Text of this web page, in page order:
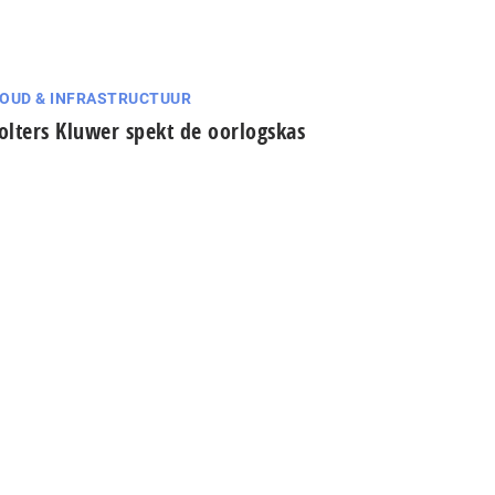
& INFRASTRUCTUUR
Kluwer spekt de oorlogskas